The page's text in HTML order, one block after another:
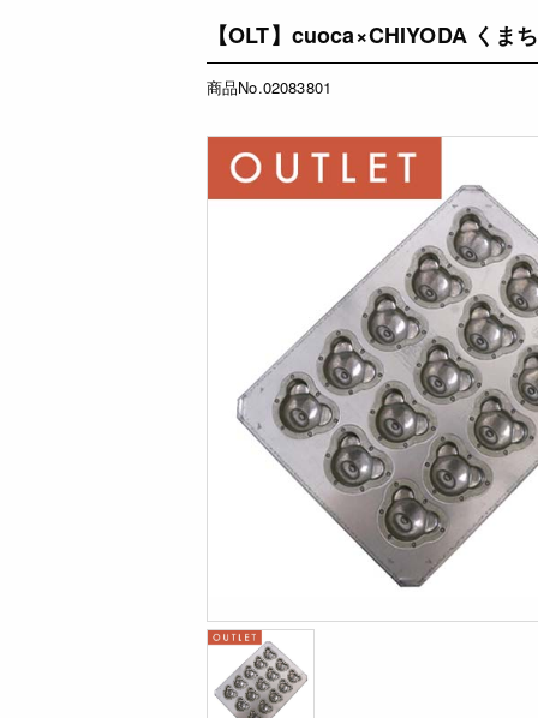
【OLT】cuoca×CHIYODA くま
商品No.02083801